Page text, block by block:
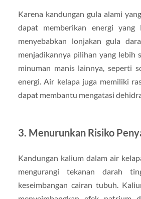
Karena kandungan gula alami
dapat memberikan energi
menyebabkan lonjakan gula
menjadikannya pilihan yang lebih
minuman manis lainnya, seperti
energi. Air kelapa juga memiliki
dapat membantu mengatasi
3. Menurunkan Risiko
Kandungan kalium dalam air
mengurangi tekanan darah
keseimbangan cairan tubuh.